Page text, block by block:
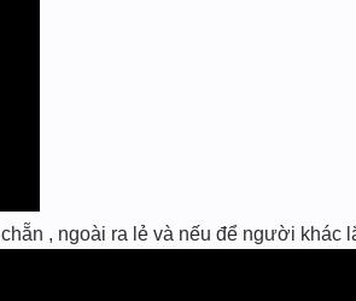
, ngoài ra lẻ và nếu để người khác